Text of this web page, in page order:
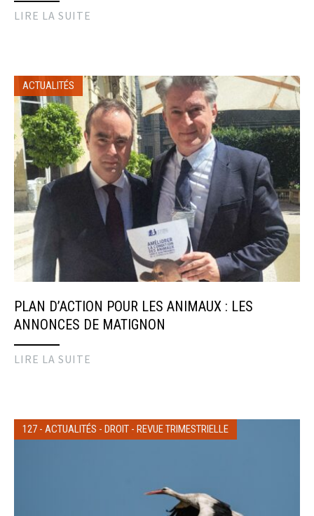
LIRE LA SUITE
ACTUALITÉS
PLAN D’ACTION POUR LES ANIMAUX : LES
ANNONCES DE MATIGNON
LIRE LA SUITE
127 - ACTUALITÉS - DROIT - REVUE TRIMESTRIELLE